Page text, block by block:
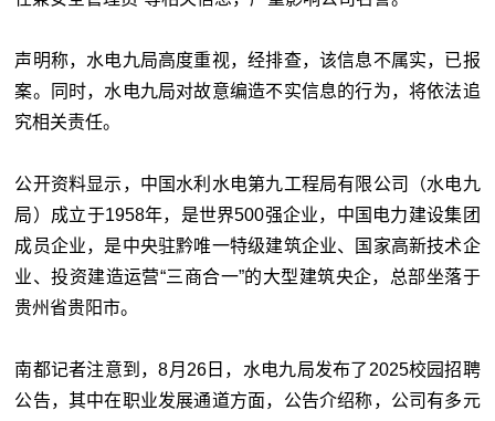
声明称，水电九局高度重视，经排查，该信息不属实，已报
案。同时，水电九局对故意编造不实信息的行为，将依法追
究相关责任。
公开资料显示，中国水利水电第九工程局有限公司（水电九
局）成立于1958年，是世界500强企业，中国电力建设集团
成员企业，是中央驻黔唯一特级建筑企业、国家高新技术企
业、投资建造运营“三商合一”的大型建筑央企，总部坐落于
贵州省贵阳市。
南都记者注意到，8月26日，水电九局发布了2025校园招聘
公告，其中在职业发展通道方面，公告介绍称，公司有多元